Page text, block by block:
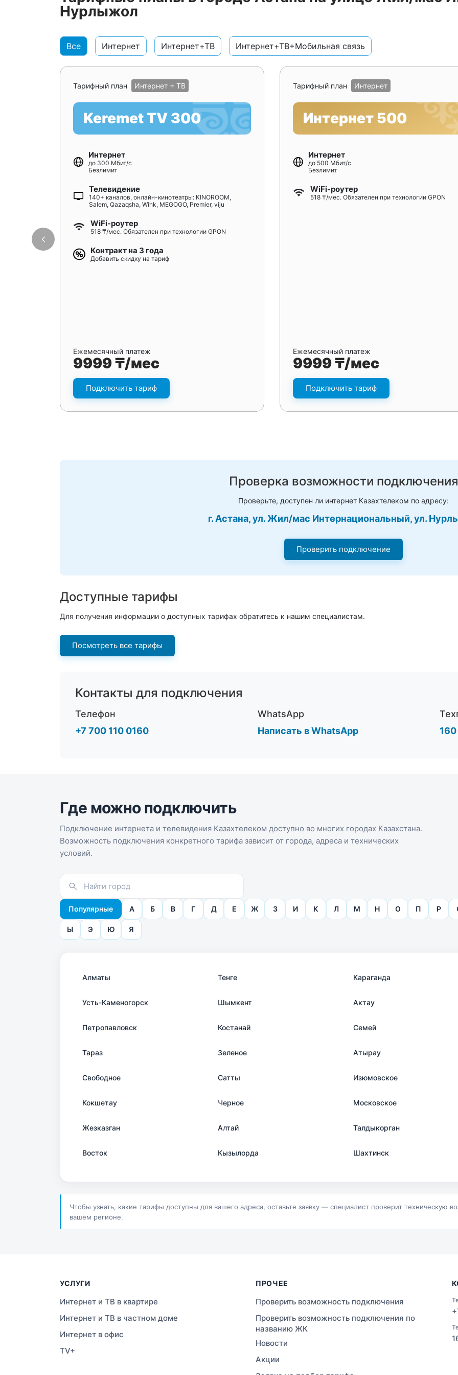
Нурлыжол
Все Интернет Интернет+ТВ Интернет+ТВ+Мобильная связь
Тарифный план Интернет + ТВ
Keremet TV 300
Интернет
до 300 Мбит/с
Безлимит
Телевидение
140+ каналов, онлайн-кинотеатры: KINOROOM,
Salem, Qazaqsha, Wink, MEGOGO, Premier, viju
WiFi-роутер
518 ₸/мес. Обязателен при технологии GPON
Контракт на 3 года
Добавить скидку на тариф
Ежемесячный платеж
9999 ₸/мес
Подключить тариф
Тарифный план Интернет
Интернет 500
Интернет
до 500 Мбит/с
Безлимит
WiFi-роутер
518 ₸/мес. Обязателен при технологии GPON
Ежемесячный платеж
9999 ₸/мес
Подключить тариф
Проверка возможности подключения
Проверьте, доступен ли интернет Казахтелеком по адресу:
г. Астана, ул. Жил/мас Интернациональный, ул.
Проверить подключение
Доступные тарифы
Для получения информации о доступных тарифах обратитесь к нашим специалистам.
Посмотреть все тарифы
Контакты для подключения
Телефон
+7 700 110 0160
WhatsApp
Написать в WhatsApp
160
Где можно подключить
Подключение интернета и телевидения Казахтелеком доступно во многих городах Казахстана.
Возможность подключения конкретного тарифа зависит от города, адреса и технических
условий.
Популярные А Б В Г Д Е Ж З И К Л М Н О П Р
Ы Э Ю Я
Алматы Тенге Караганда
Усть-Каменогорск Шымкент Актау
Петропавловск Костанай Семей
Тараз Зеленое Атырау
Свободное Сатты Изюмовское
Кокшетау Черное Московское
Жезказган Алтай Талдыкорган
Восток Кызылорда Шахтинск
Шучинск
Чтобы узнать, какие тарифы доступны для вашего адреса, оставьте заявку — специалист проверит техническую
вашем регионе.
УСЛУГИ
Интернет и ТВ в квартире
Интернет и ТВ в частном доме
Интернет в офис
TV+
ПРОЧЕЕ
Проверить возможность подключения
Проверить возможность подключения по
названию ЖК
Новости
Акции